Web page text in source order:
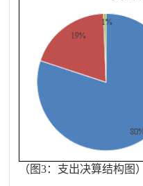
（图3：支出决算结构图）